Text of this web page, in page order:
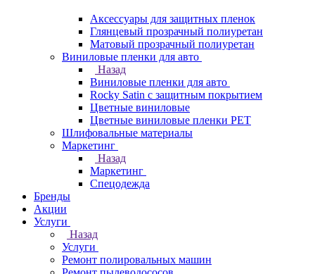
Аксессуары для защитных пленок
Глянцевый прозрачный полиуретан
Матовый прозрачный полиуретан
Виниловые пленки для авто
Назад
Виниловые пленки для авто
Rocky Satin с защитным покрытием
Цветные виниловые
Цветные виниловые пленки PET
Шлифовальные материалы
Маркетинг
Назад
Маркетинг
Спецодежда
Бренды
Акции
Услуги
Назад
Услуги
Ремонт полировальных машин